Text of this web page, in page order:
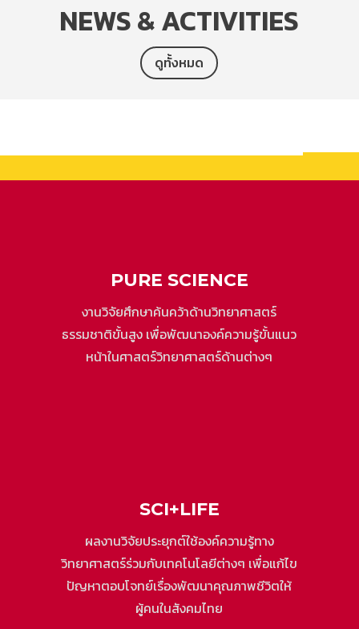
NEWS & ACTIVITIES
ดูทั้งหมด
PURE SCIENCE
งานวิจัยศึกษาค้นคว้าด้านวิทยาศาสตร์
ธรรมชาติขั้นสูง เพื่อพัฒนาองค์ความรู้ขั้นแนว
หน้าในศาสตร์วิทยาศาสตร์ด้านต่างๆ
SCI+LIFE
ผลงานวิจัยประยุกต์ใช้องค์ความรู้ทาง
วิทยาศาสตร์ร่วมกับเทคโนโลยีต่างๆ เพื่อแก้ไข
ปัญหาตอบโจทย์เรื่องพัฒนาคุณภาพชีวิตให้
ผู้คนในสังคมไทย